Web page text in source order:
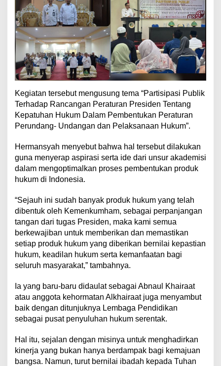
e
-
7
T
a
h
u
n
0
2
Kegiatan tersebut mengusung tema “Partisipasi Publik
Terhadap Rancangan Peraturan Presiden Tentang
Kepatuhan Hukum Dalam Pembentukan Peraturan
Perundang- Undangan dan Pelaksanaan Hukum”.
Hermansyah menyebut bahwa hal tersebut dilakukan
guna menyerap aspirasi serta ide dari unsur akademisi
dalam mengoptimalkan proses pembentukan produk
hukum di Indonesia.
“Sejauh ini sudah banyak produk hukum yang telah
dibentuk oleh Kemenkumham, sebagai perpanjangan
tangan dari tugas Presiden, maka kami semua
berkewajiban untuk memberikan dan memastikan
setiap produk hukum yang diberikan bernilai kepastian
hukum, keadilan hukum serta kemanfaatan bagi
seluruh masyarakat,” tambahnya.
Ia yang baru-baru didaulat sebagai Abnaul Khairaat
atau anggota kehormatan Alkhairaat juga menyambut
baik dengan ditunjuknya Lembaga Pendidikan
sebagai pusat penyuluhan hukum serentak.
Hal itu, sejalan dengan misinya untuk menghadirkan
kinerja yang bukan hanya berdampak bagi kemajuan
bangsa. Namun, turut bernilai ibadah kepada Tuhan